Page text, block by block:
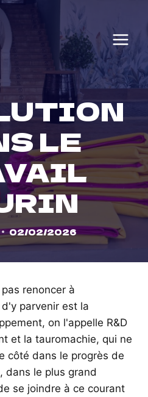
LE
02/02/2026
renoncer à
d'y parvenir est la
on l'appelle R&D
et la tauromachie, qui ne
côté dans le progrès de
dans le plus grand
se joindre à ce courant